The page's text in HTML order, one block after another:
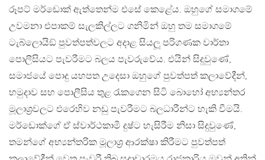
රූපට් මර්ඩොක් ඇත්තෙන්ම එසේ කෙළේය. ඔහුගේ සමාගමේ
උවමනා එපාකම් සැලකිල්ලට ගනිමින් ඔහු තම සමාගමේ
ටැබ්ලොයිඞ් පුවත්පත්වලට අදාළ සියලූ පරිගණක වාර්තා
පොලීසියට පැවරීමට බලය පැවරුවේය. එයින් සිදුවුණේ,
සමාජයේ පොදු යහපත උදෙසා ඔහුගේ පුවත්පත් කලාවේදීන්,
හමුදාව සහ පොලීසිය තුළ රැකගෙන සිටි බොහෝ අභ්‍යන්තර
මූලාශ‍්‍රවලට එරෙහිව නඩු පැවරීමට බලධාරීන්ට හැකි වීමයි.
මර්ඩොක්ගේ ඒ ස්වාර්ථකාමී දුෂ්ට හැසිරීම නිසා සිදුවුණේ,
තමන්ගේ අභ්‍යන්තරික මූලාශ‍්‍ර ආරක්ෂා කිරීමට පුවත්පත්